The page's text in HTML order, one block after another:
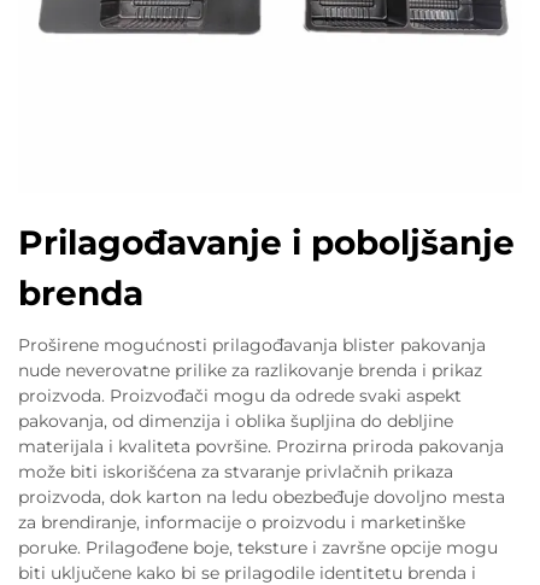
Prilagođavanje i poboljšanje
brenda
Proširene mogućnosti prilagođavanja blister pakovanja
nude neverovatne prilike za razlikovanje brenda i prikaz
proizvoda. Proizvođači mogu da odrede svaki aspekt
pakovanja, od dimenzija i oblika šupljina do debljine
materijala i kvaliteta površine. Prozirna priroda pakovanja
može biti iskorišćena za stvaranje privlačnih prikaza
proizvoda, dok karton na ledu obezbeđuje dovoljno mesta
za brendiranje, informacije o proizvodu i marketinške
poruke. Prilagođene boje, teksture i završne opcije mogu
biti uključene kako bi se prilagodile identitetu brenda i